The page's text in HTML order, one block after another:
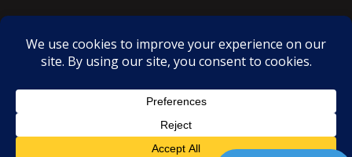
Proudly powered by WordPress |Theme: SuperMag byAcme